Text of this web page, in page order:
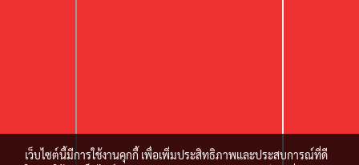
เว็บไซต์นี้มีการใช้งานคุกกี้ เพื่อเพิ่มประสิทธิภาพและประสบการณ์ที่ดี